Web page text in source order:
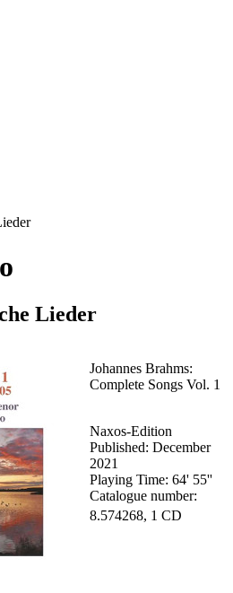
Lieder
Johannes Brahms:
Complete Songs Vol. 1
Naxos-Edition
Published: December
2021
Playing Time: 64' 55''
Catalogue number:
8.574268, 1 CD